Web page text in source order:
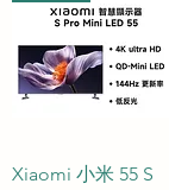
寬敞大廳或家
大畫面震撼或
受，推薦直接
Xiaomi 小米 55 S